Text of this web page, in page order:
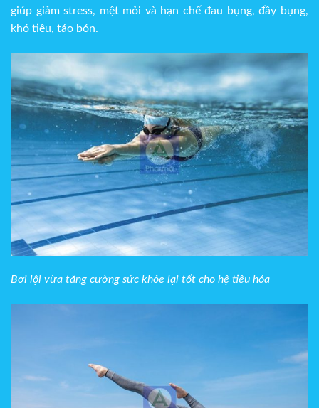
giúp giảm stress, mệt mỏi và hạn chế đau bụng, đầy bụng,
khó tiêu, táo bón.
Bơi lội vừa tăng cường sức khỏe lại tốt cho hệ tiêu hóa